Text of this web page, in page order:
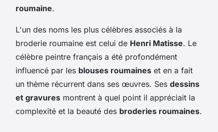
roumaine.
L'un des noms les plus célèbres associés à la
broderie roumaine est celui de Henri Matisse. Le
célèbre peintre français a été profondément
influencé par les blouses roumaines et en a fait
un thème récurrent dans ses œuvres. Ses dessins
et gravures montrent à quel point il appréciait la
complexité et la beauté des broderies roumaines.